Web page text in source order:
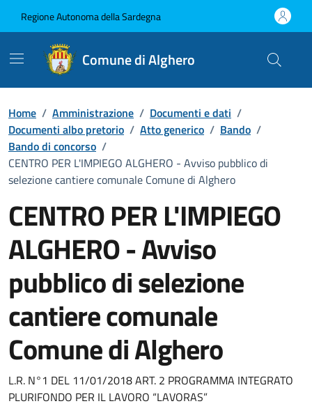
Regione Autonoma della Sardegna
Comune di Alghero
Home / Amministrazione / Documenti e dati /
Documenti albo pretorio / Atto generico / Bando /
Bando di concorso /
CENTRO PER L'IMPIEGO ALGHERO - Avviso pubblico di
selezione cantiere comunale Comune di Alghero
CENTRO PER L'IMPIEGO
ALGHERO - Avviso
pubblico di selezione
cantiere comunale
Comune di Alghero
Dettaglio del documento
L.R. N°1 DEL 11/01/2018 ART. 2 PROGRAMMA INTEGRATO
PLURIFONDO PER IL LAVORO “LAVORAS”